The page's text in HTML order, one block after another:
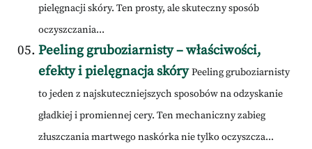
pielęgnacji skóry. Ten prosty, ale skuteczny sposób
oczyszczania...
Peeling gruboziarnisty – właściwości,
efekty i pielęgnacja skóry Peeling gruboziarnisty
to jeden z najskuteczniejszych sposobów na odzyskanie
gładkiej i promiennej cery. Ten mechaniczny zabieg
złuszczania martwego naskórka nie tylko oczyszcza...